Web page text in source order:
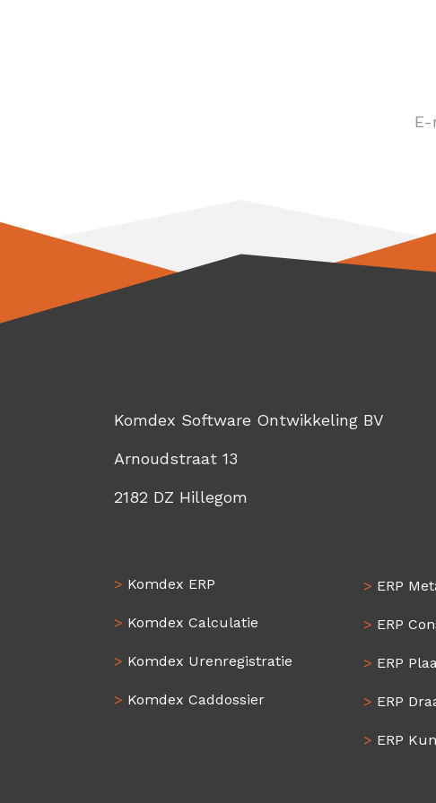
Komdex Software Ontwikkeling BV
Arnoudstraat 13
2182 DZ Hillegom
> Komdex ERP
> Komdex Calculatie
> Komdex Urenregistratie
> Komdex Caddossier
> ERP
> ERP
> ERP
> ERP
> ERP